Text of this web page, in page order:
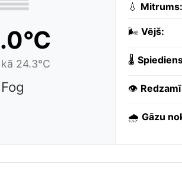
24.3°C
Fog
💧 Mitrums:
🌬️ Vējš:
🌡️
👁️
🌧️ Gāzu